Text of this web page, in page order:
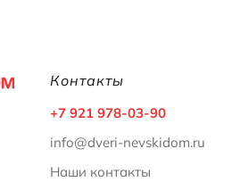
Контакты
+7 921 978-03-90
info@dveri-nevskidom.ru
Наши контакты